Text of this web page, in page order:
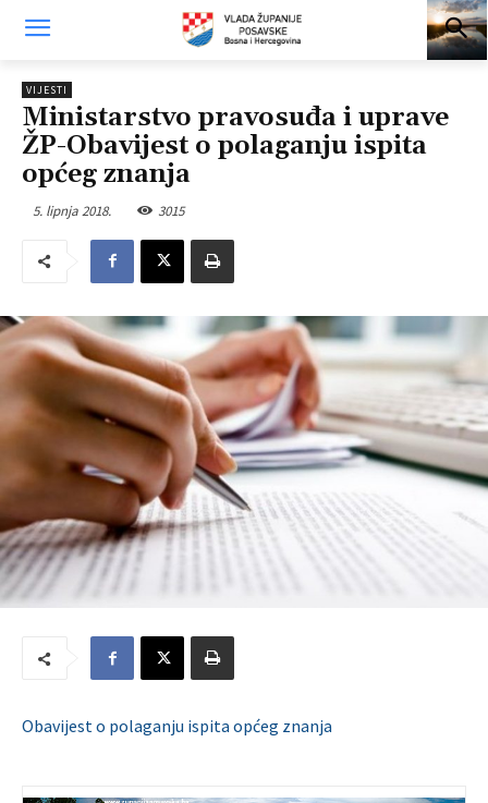
VIJESTI
Ministarstvo pravosuđa i uprave
ŽP-Obavijest o polaganju ispita
općeg znanja
5. lipnja 2018. 3015
Obavijest o polaganju ispita općeg znanja